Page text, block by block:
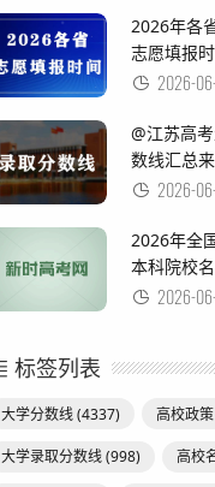
2026年各
志愿填报
2026-
@江苏高
数线汇总
2026-
2026年全
本科院校
2026-
标签列表
大学分数线(4337) 高校政策
大学录取分数线(998) 高校